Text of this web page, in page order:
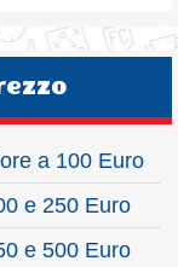
a 100 Euro
e 250 Euro
e 500 Euro